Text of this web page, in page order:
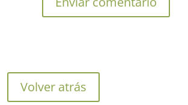
Volver atrás